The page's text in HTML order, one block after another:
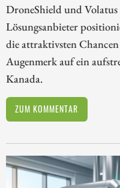
DroneShield und Volatus
Lösungsanbieter
die attraktivsten Chancen
Augenmerk auf ein
Kanada.
ZUM KOMMENTAR